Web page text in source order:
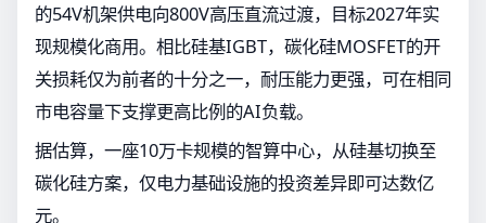
的54V机架供电向800V高压直流过渡，目标2027年实
现规模化商用。相比硅基IGBT，碳化硅MOSFET的开
关损耗仅为前者的十分之一，耐压能力更强，可在相同
市电容量下支撑更高比例的AI负载。
据估算，一座10万卡规模的智算中心，从硅基切换至
碳化硅方案，仅电力基础设施的投资差异即可达数亿
元。